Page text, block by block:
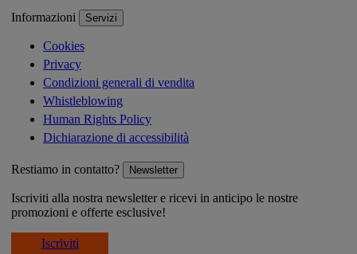
Informazioni Servizi
Cookies
Privacy
Condizioni generali di vendita
Whistleblowing
Human Rights Policy
Dichiarazione di accessibilità
Restiamo in contatto? Newsletter
Iscriviti alla nostra newsletter e ricevi in anticipo le nostre
promozioni e offerte esclusive!
Iscriviti